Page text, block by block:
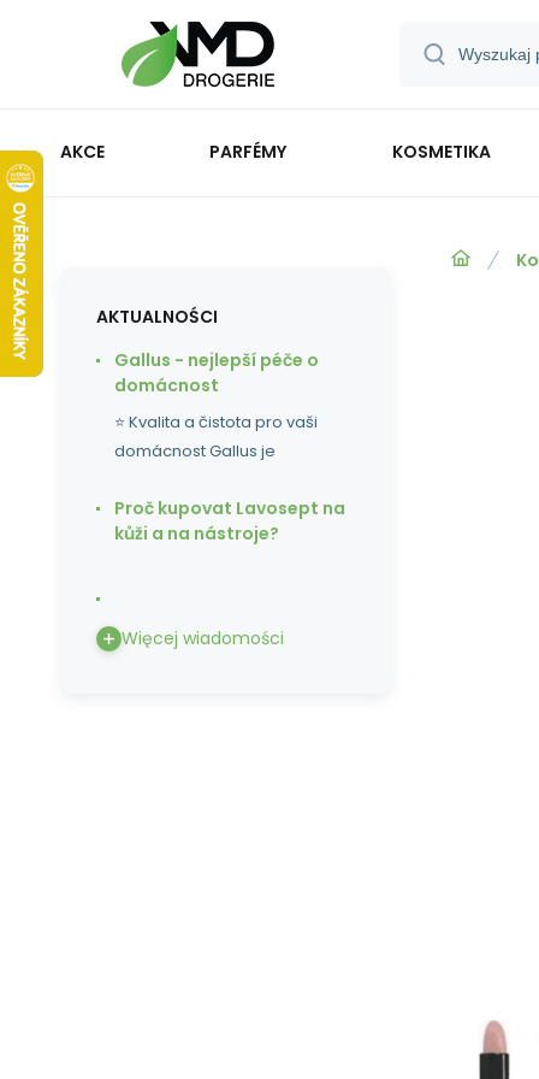
AKCE PARFÉMY KOSMETIKA
AKTUALNOŚCI
Gallus - nejlepší péče o
domácnost
⭐ Kvalita a čistota pro vaši
domácnost Gallus je
Proč kupovat Lavosept na
kůži a na nástroje?
Więcej wiadomości